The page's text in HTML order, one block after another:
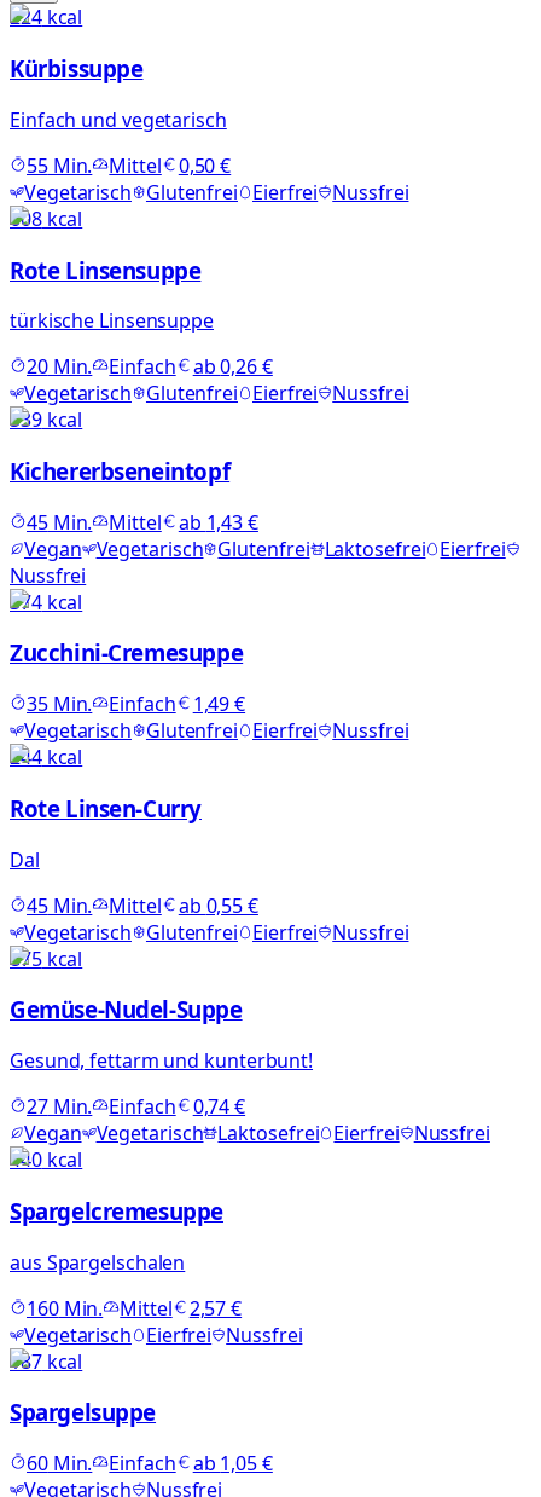
224kcal
Kürbissuppe
Einfach und vegetarisch
55Min. Mittel
0,50 €
Vegetarisch
Glutenfrei Eierfrei
Nussfrei
608kcal
Rote Linsensuppe
türkische Linsensuppe
20Min. Einfach ab0,26 €
Vegetarisch
Glutenfrei Eierfrei
Nussfrei
539kcal
Kichererbseneintopf
45Min. Mittel ab 1,43 €
Vegan Vegetarisch Glutenfrei Laktosefrei Eierfrei
Nussfrei
374kcal
Zucchini-Cremesuppe
35Min. Einfach
1,49 €
Vegetarisch
Glutenfrei Eierfrei
Nussfrei
244kcal
Rote Linsen-Curry
Dal
45Min. Mittel ab 0,55 €
Vegetarisch
Glutenfrei Eierfrei
Nussfrei
875kcal
Gemüse-Nudel-Suppe
Gesund, fettarm und kunterbunt!
27Min. Einfach
0,74 €
Vegan Vegetarisch Laktosefrei Eierfrei
Nussfrei
440kcal
Spargelcremesuppe
aus Spargelschalen
160Min. Mittel
2,57 €
Vegetarisch
Eierfrei
Nussfrei
187kcal
Spargelsuppe
60Min. Einfach ab 1,05 €
Vegetarisch
Nussfrei